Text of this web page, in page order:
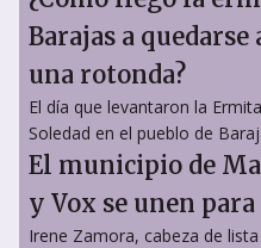
Barajas a
una rotonda?
El día que levantaron la
Soledad en el pueblo de
El municipio de
y Vox se unen para
Irene Zamora, cabeza de